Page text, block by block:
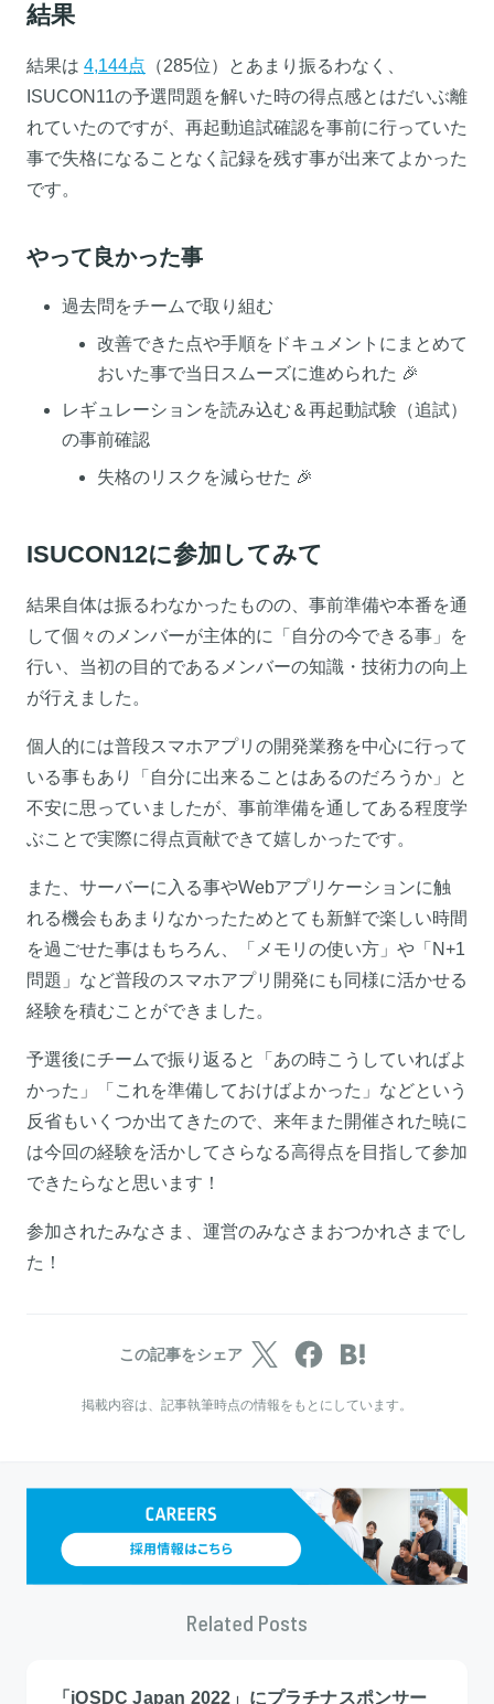
結果
結果は 4,144点 （285位）とあまり振るわなく、
ISUCON11の予選問題を解いた時の得点感とはだいぶ離
れていたのですが、再起動追試確認を事前に行っていた
事で失格になることなく記録を残す事が出来てよかった
です。
やって良かった事
過去問をチームで取り組む
改善できた点や手順をドキュメントにまとめて
おいた事で当日スムーズに進められた 🎉
レギュレーションを読み込む＆再起動試験（追試）
の事前確認
失格のリスクを減らせた 🎉
ISUCON12に参加してみて
結果自体は振るわなかったものの、事前準備や本番を通
して個々のメンバーが主体的に「自分の今できる事」を
行い、当初の目的であるメンバーの知識・技術力の向上
が行えました。
個人的には普段スマホアプリの開発業務を中心に行って
いる事もあり「自分に出来ることはあるのだろうか」と
不安に思っていましたが、事前準備を通してある程度学
ぶことで実際に得点貢献できて嬉しかったです。
また、サーバーに入る事やWebアプリケーションに触
れる機会もあまりなかったためとても新鮮で楽しい時間
を過ごせた事はもちろん、「メモリの使い方」や「N+1
問題」など普段のスマホアプリ開発にも同様に活かせる
経験を積むことができました。
予選後にチームで振り返ると「あの時こうしていればよ
かった」「これを準備しておけばよかった」などという
反省もいくつか出てきたので、来年また開催された暁に
は今回の経験を活かしてさらなる高得点を目指して参加
できたらなと思います！
参加されたみなさま、運営のみなさまおつかれさまでし
た！
この記事をシェア
掲載内容は、記事執筆時点の情報をもとにしています。
Related Posts
「iOSDC Japan 2022」にプラチナスポンサー